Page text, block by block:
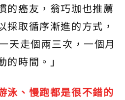
的癌友，翁巧珈也推薦
採取循序漸進的方式，
天走個兩三次，一個月
時間。」
泳、慢跑都是很不錯的